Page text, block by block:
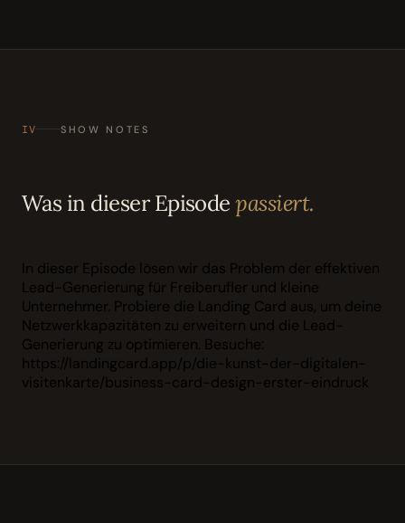
IV SHOW NOTES
Was in dieser Episodepassiert.
In dieser Episode lösen wir das Problem der effektiven
Lead-Generierung für Freiberufler und kleine
Unternehmer. Probiere die Landing Card aus, um deine
Netzwerkkapazitäten zu erweitern und die Lead-
Generierung zu optimieren. Besuche:
https://landingcard.app/p/die-kunst-der-digitalen-
visitenkarte/business-card-design-erster-eindruck